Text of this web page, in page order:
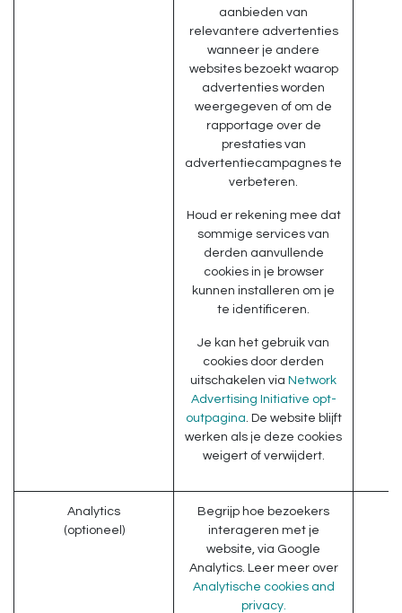
aanbieden van
relevantere advertenties
wanneer je andere
websites bezoekt waarop
advertenties worden
weergegeven of om de
rapportage over de
prestaties van
advertentiecampagnes te
verbeteren.
Houd er rekening mee dat
sommige services van
derden aanvullende
cookies in je browser
kunnen installeren om je
te identificeren.
Je kan het gebruik van
cookies door derden
uitschakelen via Network
Advertising Initiative opt-
outpagina. De website blijft
werken als je deze cookies
weigert of verwijdert.
Analytics
(optioneel)
Begrijp hoe bezoekers
interageren met je
website, via Google
Analytics. Leer meer over
Analytische cookies and
privacy.